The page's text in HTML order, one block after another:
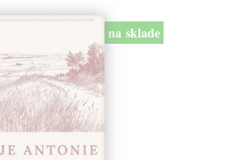
na sklade